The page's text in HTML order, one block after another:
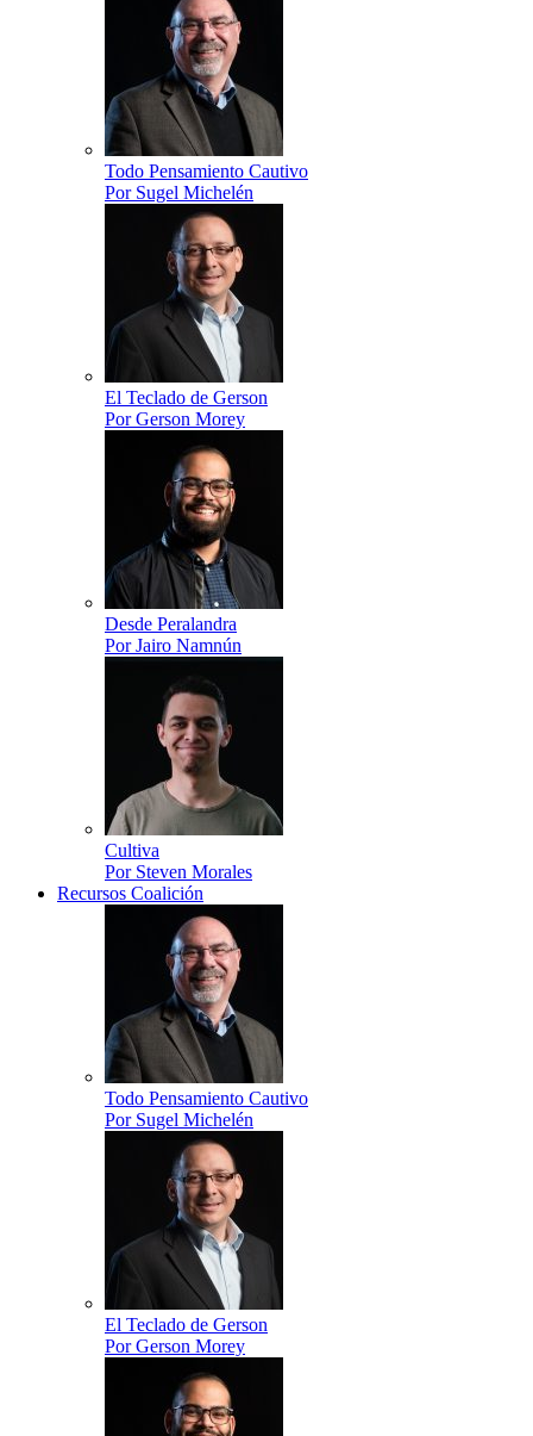
Todo Pensamiento Cautivo
Por Sugel Michelén
El Teclado de Gerson
Por Gerson Morey
Desde Peralandra
Por Jairo Namnún
Cultiva
Por Steven Morales
Recursos Coalición
Todo Pensamiento Cautivo
Por Sugel Michelén
El Teclado de Gerson
Por Gerson Morey